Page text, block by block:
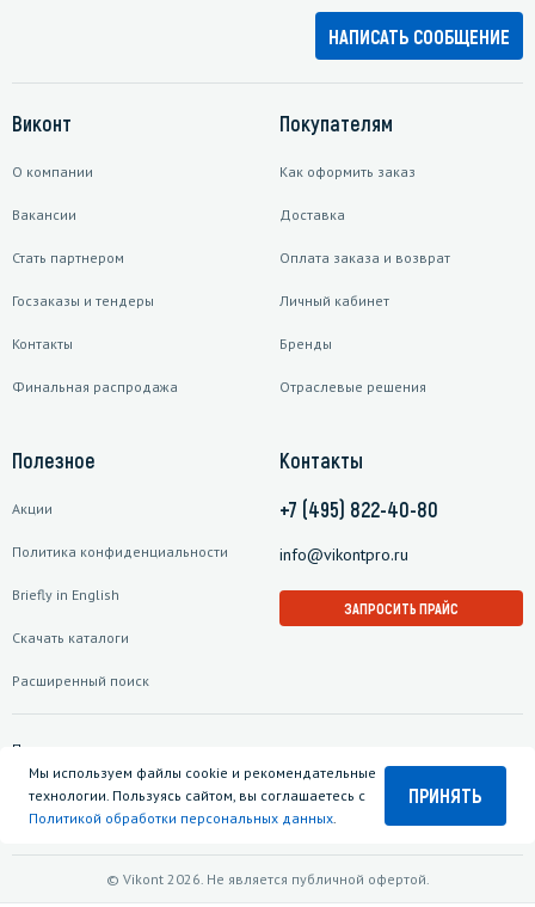
НАПИСАТЬ СООБЩЕНИЕ
Виконт
О компании
Вакансии
Стать партнером
Госзаказы и тендеры
Контакты
Финальная распродажа
Покупателям
Как оформить заказ
Доставка
Оплата заказа и возврат
Личный кабинет
Бренды
Отраслевые решения
Полезное
Акции
Политика конфиденциальности
Briefly in English
Скачать каталоги
Расширенный поиск
Контакты
+7 (495) 822-40-80
info@vikontpro.ru
ЗАПРОСИТЬ ПРАЙС
© Vikont 2026. Не является публичной офертой.
Подписаться на рассылку
Мы используем файлы cookie и рекомендательные
технологии. Пользуясь сайтом, вы соглашаетесь с
Политикой обработки персональных данных.
ПРИНЯТЬ